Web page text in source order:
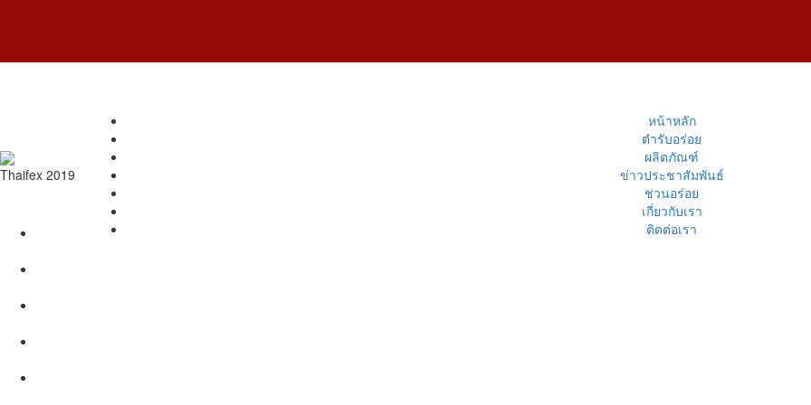
หน้าหลัก
ตำรับอร่อย
ผลิตภัณฑ์
ข่าวประชาสัมพันธ์
ชวนอร่อย
เกี่ยวกับเรา
ติดต่อเรา
Thaifex 2019